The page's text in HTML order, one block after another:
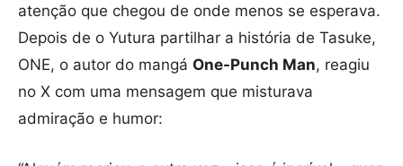
atenção que chegou de onde menos se esperava.
Depois de o Yutura partilhar a história de Tasuke,
ONE, o autor do mangá One-Punch Man, reagiu
no X com uma mensagem que misturava
admiração e humor: